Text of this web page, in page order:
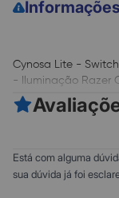
Cynosa Lite -
- Iluminação Razer
- 16,8 milhoes de
- Habilitado para
- Téclas
5
4
Está com alguma
sua dúvida já foi